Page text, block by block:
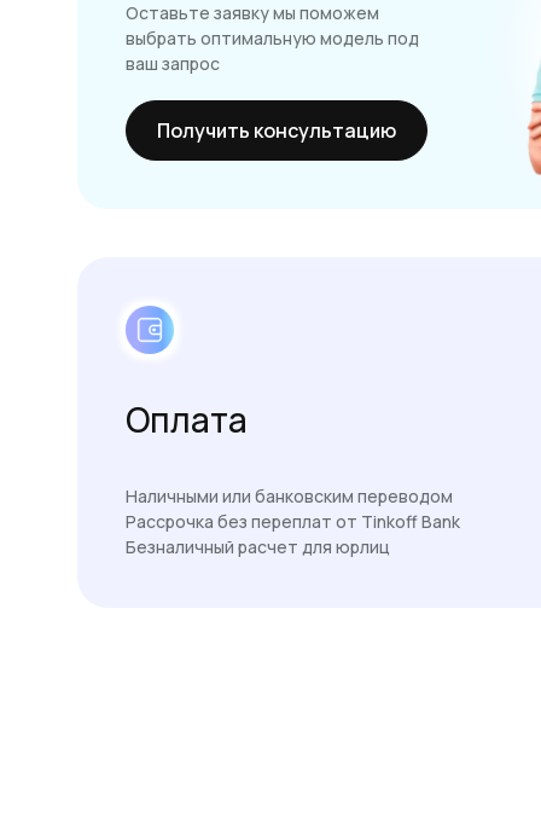
Оплата
Оставьте заявку мы поможем
выбрать оптимальную модель под
ваш запрос
Наличными или банковским переводом
Рассрочка без переплат от Tinkoff Bank
Безналичный расчет для юрлиц
Получить консультацию